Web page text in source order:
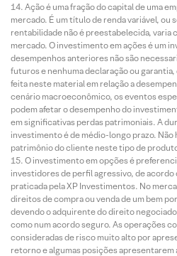
Ação é uma fração do capital de uma
mercado. É um título de renda variável, ou
rentabilidade não é preestabelecida, varia
mercado. O investimento em ações é um
desempenhos anteriores não são
futuros e nenhuma declaração ou
feita neste material em relação a
cenário macroeconômico, os eventos
podem afetar o desempenho do
em significativas perdas patrimoniais. A
investimento é de médio-longo prazo. Não
patrimônio do cliente neste tipo de
O investimento em opções é
investidores de perfil agressivo, de
praticada pela XP Investimentos. No
direitos de compra ou venda de um bem
devendo o adquirente do direito
como num acordo seguro. As operações
consideradas de risco muito alto por
retorno e algumas posições apresentarem